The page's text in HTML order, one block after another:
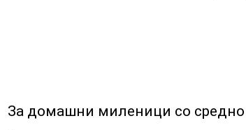
За домашни миленици со средно